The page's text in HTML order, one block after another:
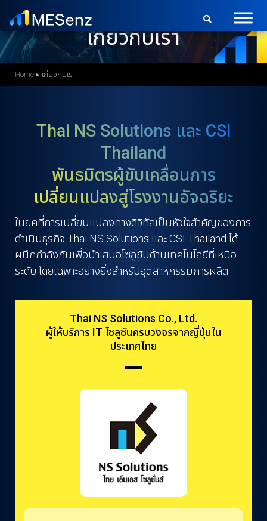
p
o
เกี่ยวกับเรา
Home ▸ เกี่ยวกับเรา
Thai NS Solutions และ CSI
Thailand
พันธมิตรผู้ขับเคลื่อนการ
เปลี่ยนแปลงสู่โรงงานอัจฉริยะ
ในยุคที่การเปลี่ยนแปลงทางดิจิทัลเป็นหัวใจสำคัญของการ
ดำเนินธุรกิจ Thai NS Solutions และ CSI Thailand ได้
ผนึกกำลังกันเพื่อนำเสนอโซลูชันด้านเทคโนโลยีที่เหนือ
ระดับ โดยเฉพาะอย่างยิ่งสำหรับอุตสาหกรรมการผลิต
Thai NS Solutions Co., Ltd.
ผู้ให้บริการ IT โซลูชันครบวงจรจากญี่ปุ่นใน
ประเทศไทย